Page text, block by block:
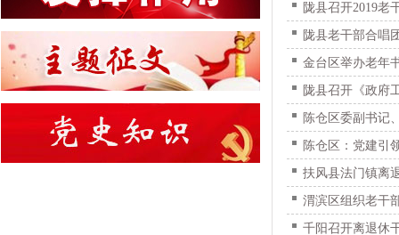
陇县召开2019老
陇县老干部合唱
金台区举办老年
陇县召开《政府
陈仓区委副书记
陈仓区：党建引
扶风县法门镇离
渭滨区组织老干
千阳召开离退休